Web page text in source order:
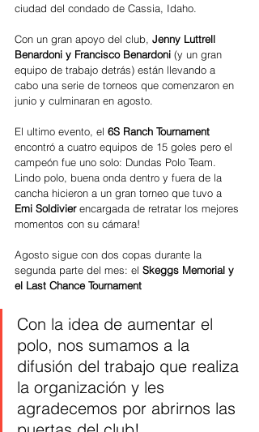
ciudad del condado de Cassia, Idaho.
Con un gran apoyo del club, Jenny Luttrell
Benardoni y Francisco Benardoni (y un gran
equipo de trabajo detrás) están llevando a
cabo una serie de torneos que comenzaron en
junio y culminaran en agosto.
El ultimo evento, el 6S Ranch Tournament
encontró a cuatro equipos de 15 goles pero el
campeón fue uno solo: Dundas Polo Team.
Lindo polo, buena onda dentro y fuera de la
cancha hicieron a un gran torneo que tuvo a
Emi Soldivier encargada de retratar los mejores
momentos con su cámara!
Agosto sigue con dos copas durante la
segunda parte del mes: el Skeggs Memorial y
el Last Chance Tournament
Con la idea de aumentar el
polo, nos sumamos a la
difusión del trabajo que realiza
la organización y les
agradecemos por abrirnos las